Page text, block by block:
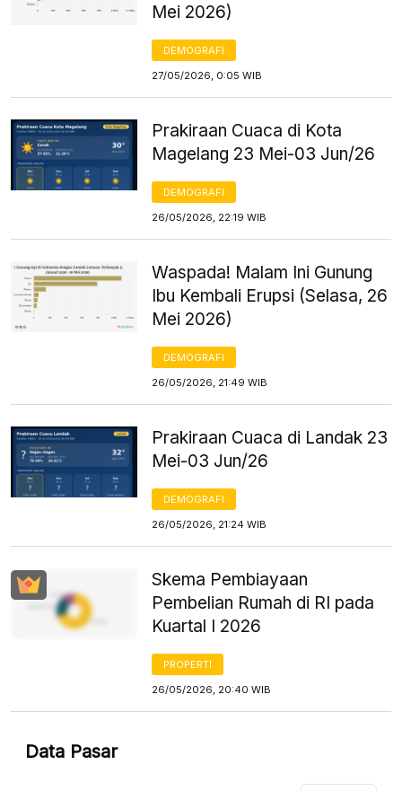
Mei 2026)
DEMOGRAFI
27/05/2026, 0:05 WIB
Prakiraan Cuaca di Kota
Magelang 23 Mei-03 Jun/26
DEMOGRAFI
26/05/2026, 22:19 WIB
Waspada! Malam Ini Gunung
Ibu Kembali Erupsi (Selasa, 26
Mei 2026)
DEMOGRAFI
26/05/2026, 21:49 WIB
Prakiraan Cuaca di Landak 23
Mei-03 Jun/26
DEMOGRAFI
26/05/2026, 21:24 WIB
Skema Pembiayaan
Pembelian Rumah di RI pada
Kuartal I 2026
PROPERTI
26/05/2026, 20:40 WIB
Data Pasar